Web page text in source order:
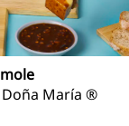
Doña María ®